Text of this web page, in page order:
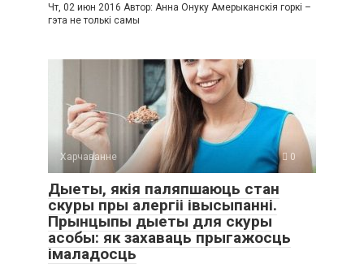
Чт, 02 июн 2016 Автор: Анна Онуку Амерыканскія горкі –
гэта не толькі самы
Харчаванне 0
Дыеты, якія паляпшаюць стан
скуры пры алергіі івысыпанні.
Прынцыпы дыеты для скуры
асобы: як захаваць прыгажосць
імаладосць